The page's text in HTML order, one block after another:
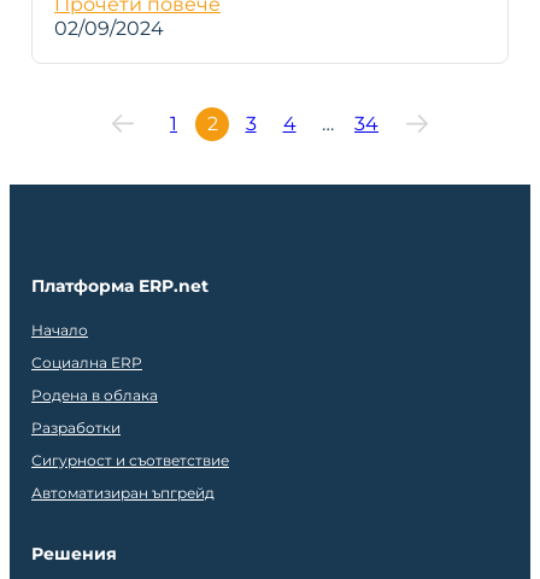
02/09/2024
1 2 3 4 … 34
Платформа ERP.net
Начало
Социална ERP
Родена в облака
Разработки
Сигурност и съответствие
Автоматизиран ъпгрейд
Решения